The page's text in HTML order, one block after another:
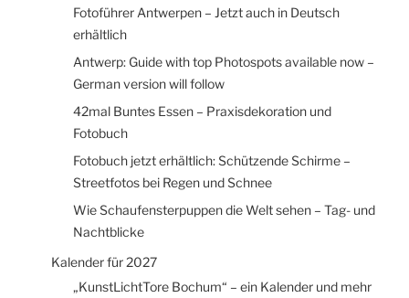
Fotoführer Antwerpen – Jetzt auch in Deutsch
erhältlich
Antwerp: Guide with top Photospots available now –
German version will follow
42mal Buntes Essen – Praxisdekoration und
Fotobuch
Fotobuch jetzt erhältlich: Schützende Schirme –
Streetfotos bei Regen und Schnee
Wie Schaufensterpuppen die Welt sehen – Tag- und
Nachtblicke
Kalender für 2027
„KunstLichtTore Bochum“ – ein Kalender und mehr